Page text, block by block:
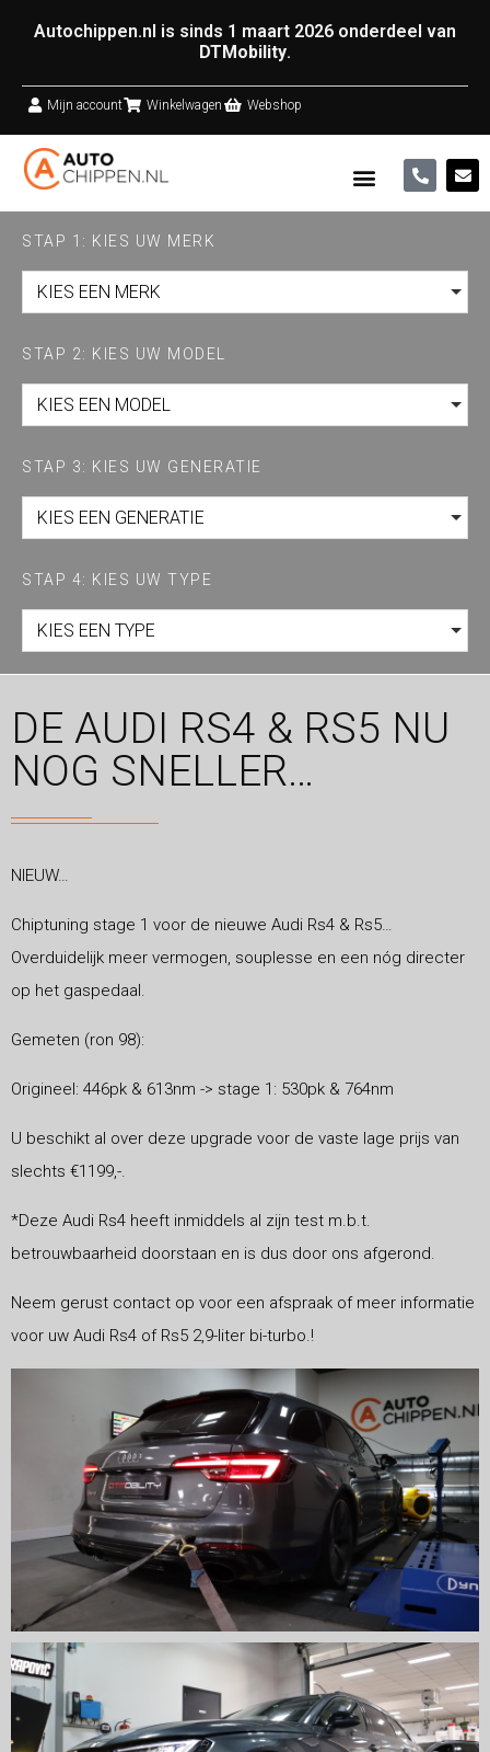
Autochippen.nl is sinds 1 maart 2026 onderdeel van
DTMobility.
Mijn account Winkelwagen Webshop
STAP 1: KIES UW MERK
KIES EEN MERK
STAP 2: KIES UW MODEL
KIES EEN MODEL
STAP 3: KIES UW GENERATIE
KIES EEN GENERATIE
STAP 4: KIES UW TYPE
KIES EEN TYPE
DE AUDI RS4 & RS5 NU
NOG SNELLER…
NIEUW…
Chiptuning stage 1 voor de nieuwe Audi Rs4 & Rs5…
Overduidelijk meer vermogen, souplesse en een nóg directer
op het gaspedaal.
Gemeten (ron 98):
Origineel: 446pk & 613nm -> stage 1: 530pk & 764nm
U beschikt al over deze upgrade voor de vaste lage prijs van
slechts €1199,-.
*Deze Audi Rs4 heeft inmiddels al zijn test m.b.t.
betrouwbaarheid doorstaan en is dus door ons afgerond.
Neem gerust contact op voor een afspraak of meer informatie
voor uw Audi Rs4 of Rs5 2,9-liter bi-turbo.!